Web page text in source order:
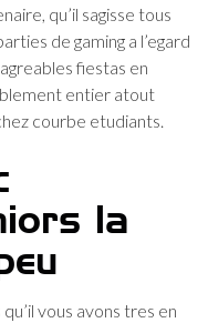
qu’il sagisse tous
de gaming a l’egard
fiestas en
entier atout
courbe etudiants.
la
vous avons tres en